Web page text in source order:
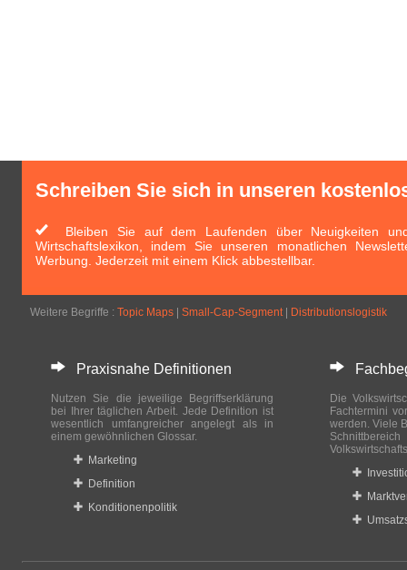
Schreiben Sie sich in unseren
Bleiben Sie auf dem Laufenden über Neuigkeiten
Wirtschaftslexikon, indem Sie unseren monatlichen
Werbung. Jederzeit mit einem Klick abbestellbar.
Weitere Begriffe : Topic Maps Small-Cap-Segment| Distributionslogistik
Praxisnahe Definitionen
Nutzen Sie die jeweilige Begriffserklärung
bei Ihrer täglichen Arbeit. Jede Definition ist
wesentlich umfangreicher angelegt als in
einem gewöhnlichen Glossar.
Marketing
Definition
Konditionenpolitik
Die
Fachtermini
werden. Viele